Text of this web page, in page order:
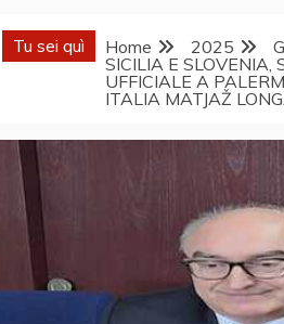
Tu sei quì Home 2025
SICILIA E SLOVENIA,
UFFICIALE A
ITALIA MATJAŽ